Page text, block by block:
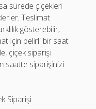
sürede çiçekleri
Teslimat
gösterebilir,
için belirli bir saat
çiçek siparişi
saatte siparişinizi
Siparişi